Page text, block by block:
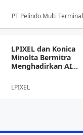
Nontunai di Pintu
Masuk Pelabuhan
Nusantara
PT Pelindo Multi Terminal
LPIXEL dan Konica
Minolta Bermitra
Menghadirkan AI
Diagnosis Berbasis
Pencitraan Medis
“EIRL” di ASEAN
LPIXEL